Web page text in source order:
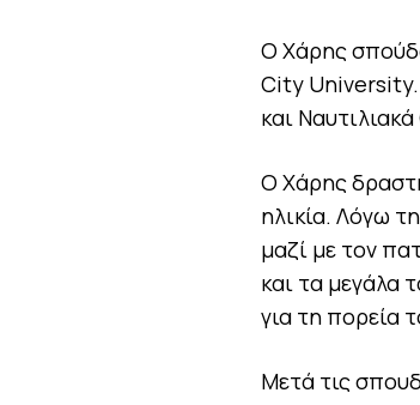
Ο Χάρης
City University.
και
Ο Χάρης
ηλικία. Λόγω
μαζί με τον
και τα μεγάλα
για τη πορεία
Μετά τις